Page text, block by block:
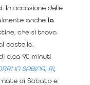
In occasione delle
anche la
che si trova
castello.
c.ca 90 minuti
IN SABINA, RI,
di Sabato e